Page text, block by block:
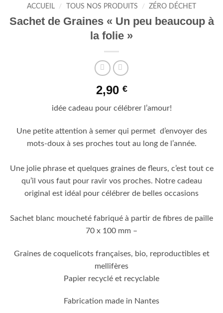
ACCUEIL / TOUS NOS PRODUITS / ZÉRO DÉCHET
Sachet de Graines « Un peu beaucoup à
la folie »
2,90 €
idée cadeau pour célébrer l’amour!
Une petite attention à semer qui permet d’envoyer des
mots-doux à ses proches tout au long de l’année.
Une jolie phrase et quelques graines de fleurs, c’est tout ce
qu’il vous faut pour ravir vos proches. Notre cadeau
original est idéal pour célébrer de belles occasions
Sachet blanc moucheté fabriqué à partir de fibres de paille
70 x 100 mm –
Graines de coquelicots françaises, bio, reproductibles et
mellifères
Papier recyclé et recyclable
Fabrication made in Nantes